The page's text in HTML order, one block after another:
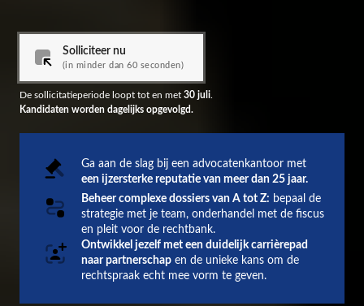
Solliciteer nu
(in minder dan 60 seconden)
De sollicitatieperiode loopt tot en met 30 juli
Kandidaten worden dagelijks opgevolgd.
een ijzersterke reputatie van meer dan 25 jaar.
Beheer complexe dossiers van A tot Z: bepaal de
strategie met je team, onderhandel met de fiscus
en pleit voor de rechtbank.
Ontwikkel jezelf met een duidelijk carrièrepad
naar partnerschap en de unieke kans om de
rechtspraak echt mee vorm te geven.